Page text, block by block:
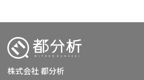
株式会社 都分析